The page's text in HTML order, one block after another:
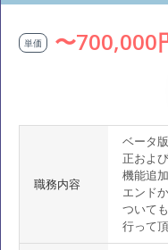
単価 〜700,000
職務内容
ベータ
正および
機能追
エンド
ついても
行って